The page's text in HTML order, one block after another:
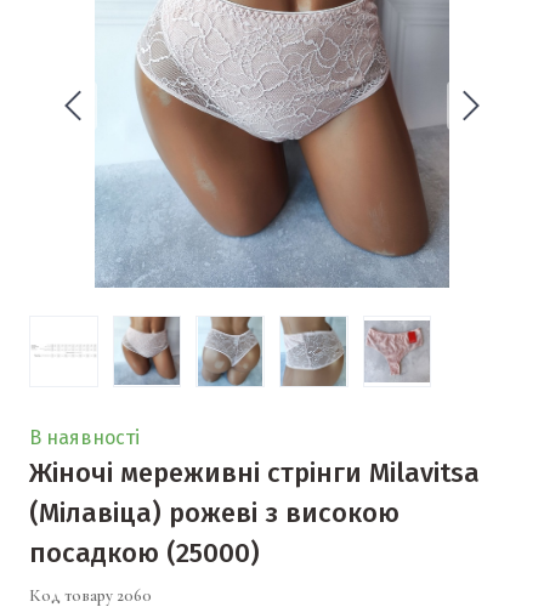
В наявності
Жіночі мереживні стрінги Milavitsa
(Мілавіца) рожеві з високою
посадкою (25000)
Код товару 2060